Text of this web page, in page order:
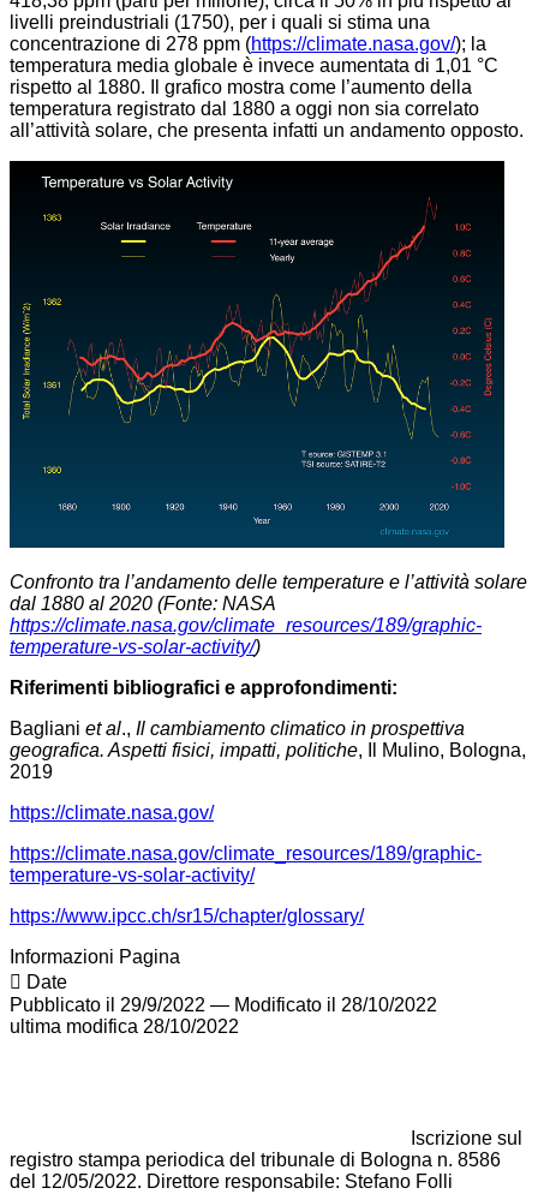
livelli preindustriali (1750), per i quali si stima una
concentrazione di 278 ppm (https://climate.nasa.gov/); la
temperatura media globale è invece aumentata di 1,01 °C
rispetto al 1880. Il grafico mostra come l’aumento della
temperatura registrato dal 1880 a oggi non sia correlato
all’attività solare, che presenta infatti un andamento opposto.
Confronto tra l’andamento delle temperature e l’attività solare
dal 1880 al 2020 (Fonte: NASA
https://climate.nasa.gov/climate_resources/189/graphic-
temperature-vs-solar-activity/)
Riferimenti bibliografici e approfondimenti:
Bagliani et al., Il cambiamento climatico in prospettiva
geografica. Aspetti fisici, impatti, politiche, Il Mulino, Bologna,
2019
https://climate.nasa.gov/
https://climate.nasa.gov/climate_resources/189/graphic-
temperature-vs-solar-activity/
https://www.ipcc.ch/sr15/chapter/glossary/
Informazioni Pagina
Date
Pubblicato il 29/9/2022 — Modificato il 28/10/2022
ultima modifica 28/10/2022
Iscrizione sul
registro stampa periodica del tribunale di Bologna n. 8586
del 12/05/2022. Direttore responsabile: Stefano Folli